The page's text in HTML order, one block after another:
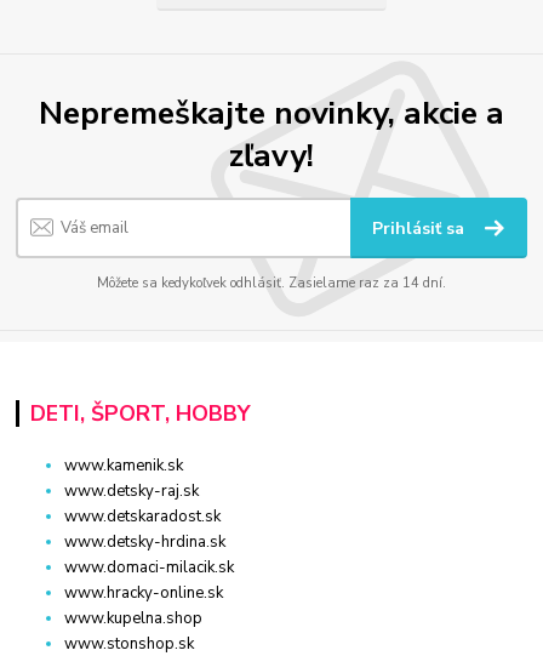
Nepremeškajte novinky, akcie a
zľavy!
Prihlásiť sa
Môžete sa kedykoľvek odhlásiť. Zasielame raz za 14 dní.
DETI, ŠPORT, HOBBY
www.kamenik.sk
www.detsky-raj.sk
www.detskaradost.sk
www.detsky-hrdina.sk
www.domaci-milacik.sk
www.hracky-online.sk
www.kupelna.shop
www.stonshop.sk